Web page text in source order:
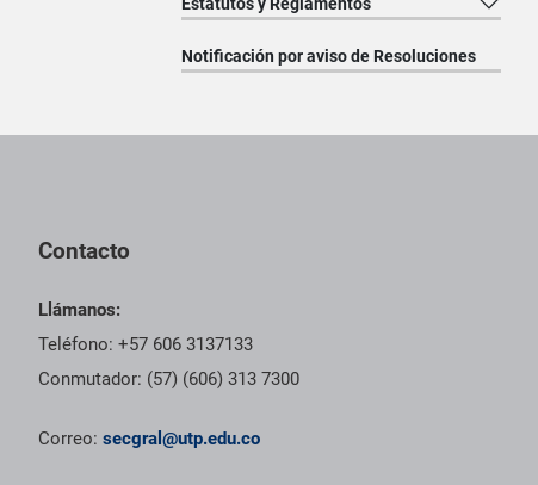
Notificación por aviso de Resoluciones
Contacto
Llámanos:
Teléfono: +57 606 3137133
Conmutador: (57) (606) 313 7300
Correo: secgral@utp.edu.co